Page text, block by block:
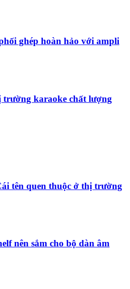
ghép hoàn hảo với ampli
karaoke chất lượng
tên quen thuộc ở thị trường
nên sắm cho bộ dàn âm